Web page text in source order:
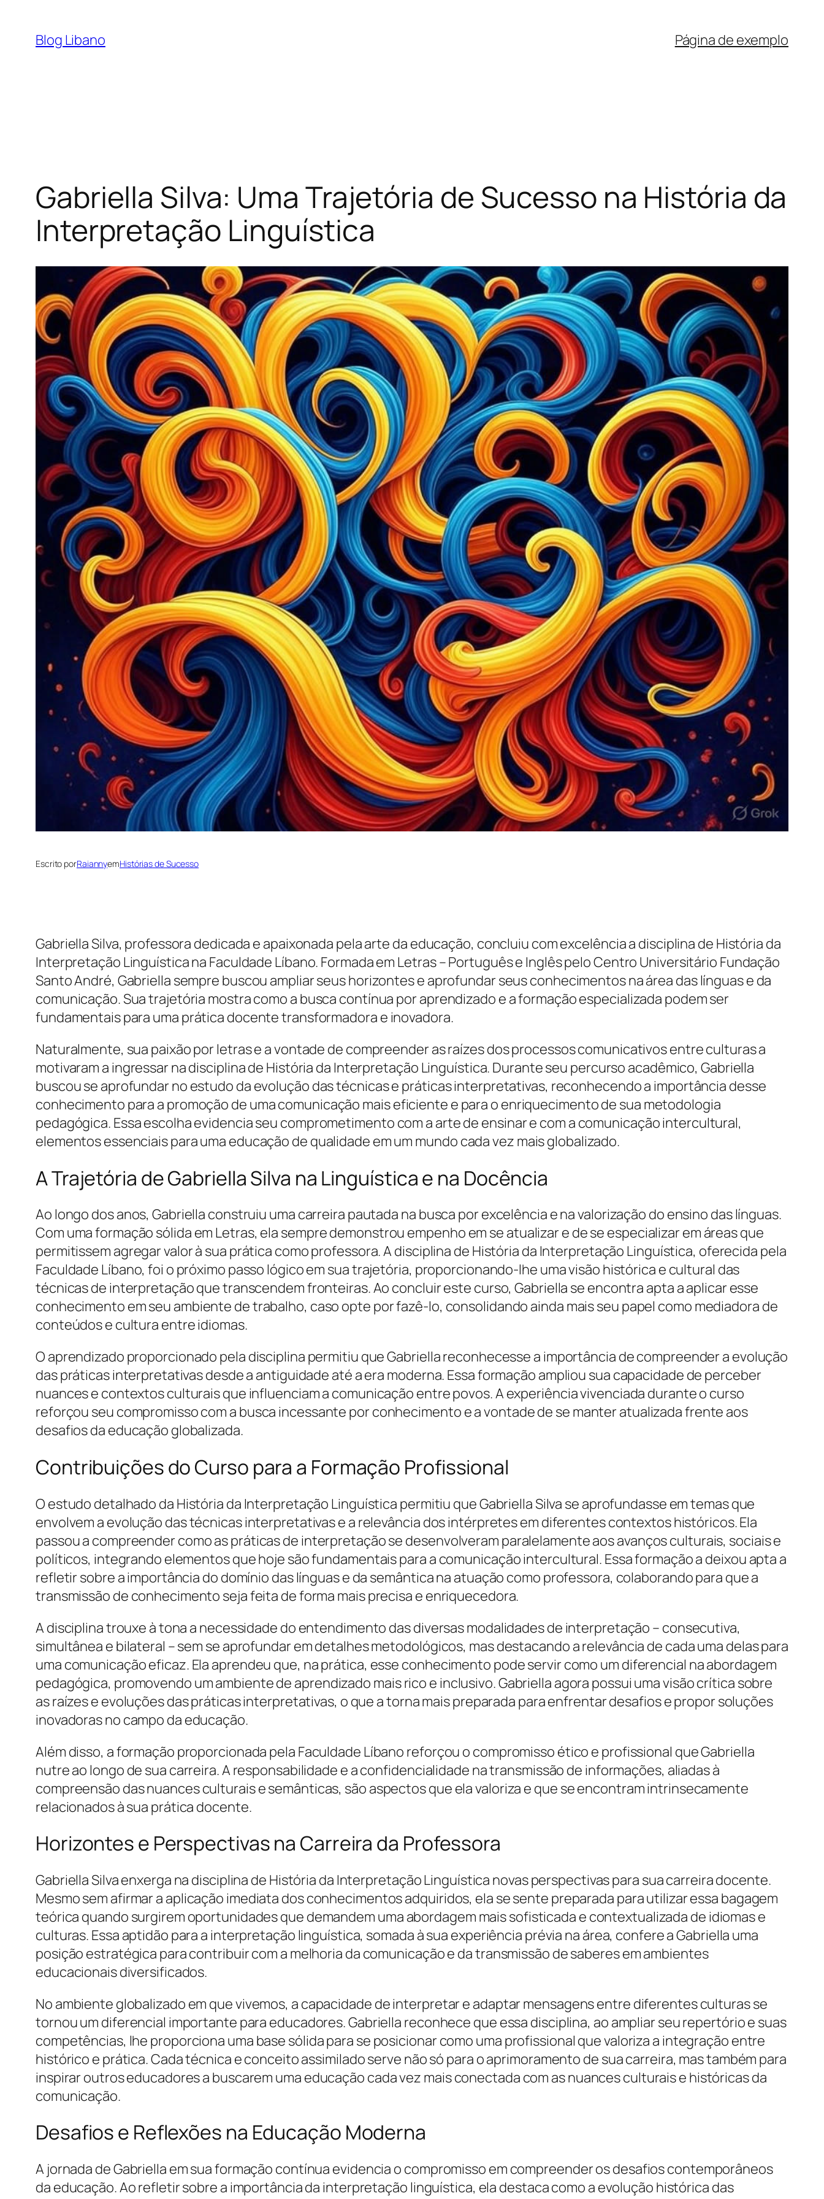
Blog Libano Página de exemplo
Gabriella Silva: Uma Trajetória de Sucesso na História da
Interpretação Linguística
Escrito porRaiannyemHistórias de Sucesso
Gabriella Silva, professora dedicada e apaixonada pela arte da educação, concluiu com excelência a disciplina de História da
Interpretação Linguística na Faculdade Líbano. Formada em Letras – Português e Inglês pelo Centro Universitário Fundação
Santo André, Gabriella sempre buscou ampliar seus horizontes e aprofundar seus conhecimentos na área das línguas e da
comunicação. Sua trajetória mostra como a busca contínua por aprendizado e a formação especializada podem ser
fundamentais para uma prática docente transformadora e inovadora.
Naturalmente, sua paixão por letras e a vontade de compreender as raízes dos processos comunicativos entre culturas a
motivaram a ingressar na disciplina de História da Interpretação Linguística. Durante seu percurso acadêmico, Gabriella
buscou se aprofundar no estudo da evolução das técnicas e práticas interpretativas, reconhecendo a importância desse
conhecimento para a promoção de uma comunicação mais eficiente e para o enriquecimento de sua metodologia
pedagógica. Essa escolha evidencia seu comprometimento com a arte de ensinar e com a comunicação intercultural,
elementos essenciais para uma educação de qualidade em um mundo cada vez mais globalizado.
A Trajetória de Gabriella Silva na Linguística e na Docência
Ao longo dos anos, Gabriella construiu uma carreira pautada na busca por excelência e na valorização do ensino das línguas.
Com uma formação sólida em Letras, ela sempre demonstrou empenho em se atualizar e de se especializar em áreas que
permitissem agregar valor à sua prática como professora. A disciplina de História da Interpretação Linguística, oferecida pela
Faculdade Líbano, foi o próximo passo lógico em sua trajetória, proporcionando-lhe uma visão histórica e cultural das
técnicas de interpretação que transcendem fronteiras. Ao concluir este curso, Gabriella se encontra apta a aplicar esse
conhecimento em seu ambiente de trabalho, caso opte por fazê-lo, consolidando ainda mais seu papel como mediadora de
conteúdos e cultura entre idiomas.
O aprendizado proporcionado pela disciplina permitiu que Gabriella reconhecesse a importância de compreender a evolução
das práticas interpretativas desde a antiguidade até a era moderna. Essa formação ampliou sua capacidade de perceber
nuances e contextos culturais que influenciam a comunicação entre povos. A experiência vivenciada durante o curso
reforçou seu compromisso com a busca incessante por conhecimento e a vontade de se manter atualizada frente aos
desafios da educação globalizada.
Contribuições do Curso para a Formação Profissional
O estudo detalhado da História da Interpretação Linguística permitiu que Gabriella Silva se aprofundasse em temas que
envolvem a evolução das técnicas interpretativas e a relevância dos intérpretes em diferentes contextos históricos. Ela
passou a compreender como as práticas de interpretação se desenvolveram paralelamente aos avanços culturais, sociais e
políticos, integrando elementos que hoje são fundamentais para a comunicação intercultural. Essa formação a deixou apta a
refletir sobre a importância do domínio das línguas e da semântica na atuação como professora, colaborando para que a
transmissão de conhecimento seja feita de forma mais precisa e enriquecedora.
A disciplina trouxe à tona a necessidade do entendimento das diversas modalidades de interpretação – consecutiva,
simultânea e bilateral – sem se aprofundar em detalhes metodológicos, mas destacando a relevância de cada uma delas para
uma comunicação eficaz. Ela aprendeu que, na prática, esse conhecimento pode servir como um diferencial na abordagem
pedagógica, promovendo um ambiente de aprendizado mais rico e inclusivo. Gabriella agora possui uma visão crítica sobre
as raízes e evoluções das práticas interpretativas, o que a torna mais preparada para enfrentar desafios e propor soluções
inovadoras no campo da educação.
Além disso, a formação proporcionada pela Faculdade Líbano reforçou o compromisso ético e profissional que Gabriella
nutre ao longo de sua carreira. A responsabilidade e a confidencialidade na transmissão de informações, aliadas à
compreensão das nuances culturais e semânticas, são aspectos que ela valoriza e que se encontram intrinsecamente
relacionados à sua prática docente.
Horizontes e Perspectivas na Carreira da Professora
Gabriella Silva enxerga na disciplina de História da Interpretação Linguística novas perspectivas para sua carreira docente.
Mesmo sem afirmar a aplicação imediata dos conhecimentos adquiridos, ela se sente preparada para utilizar essa bagagem
teórica quando surgirem oportunidades que demandem uma abordagem mais sofisticada e contextualizada de idiomas e
culturas. Essa aptidão para a interpretação linguística, somada à sua experiência prévia na área, confere a Gabriella uma
posição estratégica para contribuir com a melhoria da comunicação e da transmissão de saberes em ambientes
educacionais diversificados.
No ambiente globalizado em que vivemos, a capacidade de interpretar e adaptar mensagens entre diferentes culturas se
tornou um diferencial importante para educadores. Gabriella reconhece que essa disciplina, ao ampliar seu repertório e suas
competências, lhe proporciona uma base sólida para se posicionar como uma profissional que valoriza a integração entre
histórico e prática. Cada técnica e conceito assimilado serve não só para o aprimoramento de sua carreira, mas também para
inspirar outros educadores a buscarem uma educação cada vez mais conectada com as nuances culturais e históricas da
comunicação.
Desafios e Reflexões na Educação Moderna
A jornada de Gabriella em sua formação contínua evidencia o compromisso em compreender os desafios contemporâneos
da educação. Ao refletir sobre a importância da interpretação linguística, ela destaca como a evolução histórica das